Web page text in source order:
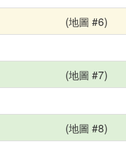
(地圖 #6)
(地圖 #7)
(地圖 #8)